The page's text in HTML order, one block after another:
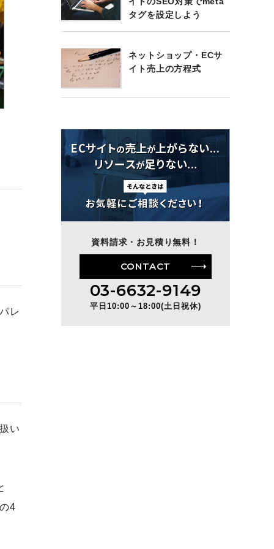
レ
い
4
タグを設定しよう
ネットショップ・ECサ
イト売上の方程式
資料請求・お見積り無料！
CONTACT
03-6632-9149
平日10:00～18:00(土日祝休)